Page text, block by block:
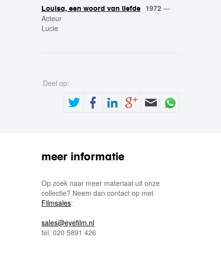
Louisa, een woord van liefde 1972 —
Acteur
Lucie
Deel op:
meer informatie
Op zoek naar meer materiaal uit onze
collectie? Neem dan contact op met
Filmsales:
sales@eyefilm.nl
tel. 020 5891 426